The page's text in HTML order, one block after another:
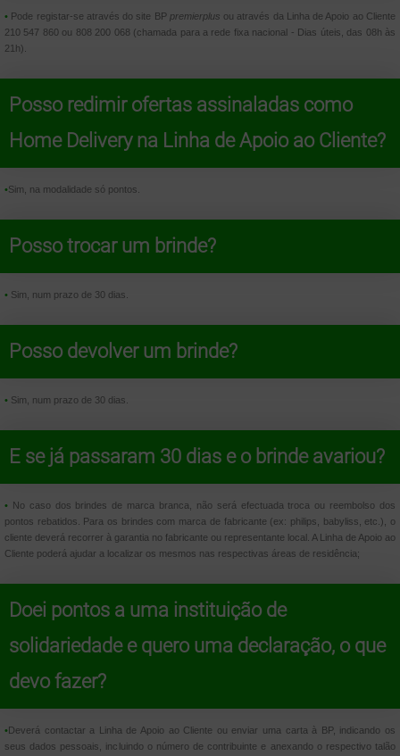
• Pode registar-se através do site BP premierplus ou através da Linha de Apoio ao Cliente
210 547 860 ou 808 200 068 (chamada para a rede fixa nacional - Dias úteis, das 08h às
21h).
Posso redimir ofertas assinaladas como
Home Delivery na Linha de Apoio ao Cliente?
•Sim, na modalidade só pontos.
Posso trocar um brinde?
• Sim, num prazo de 30 dias.
Posso devolver um brinde?
• Sim, num prazo de 30 dias.
E se já passaram 30 dias e o brinde avariou?
• No caso dos brindes de marca branca, não será efectuada troca ou reembolso dos
pontos rebatidos. Para os brindes com marca de fabricante (ex: philips, babyliss, etc.), o
cliente deverá recorrer à garantia no fabricante ou representante local. A Linha de Apoio ao
Cliente poderá ajudar a localizar os mesmos nas respectivas áreas de residência;
Doei pontos a uma instituição de
solidariedade e quero uma declaração, o que
devo fazer?
•Deverá contactar a Linha de Apoio ao Cliente ou enviar uma carta à BP, indicando os
seus dados pessoais, incluindo o número de contribuinte e anexando o respectivo talão